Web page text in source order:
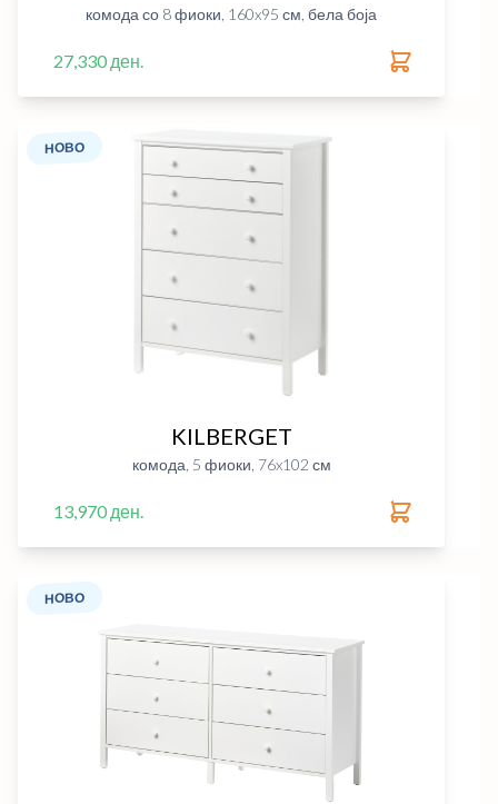
комода со 8 фиоки, 160x95 см, бела боја
27,330 ден.
НОВО
KILBERGET
комода, 5 фиоки, 76x102 см
13,970 ден.
НОВО